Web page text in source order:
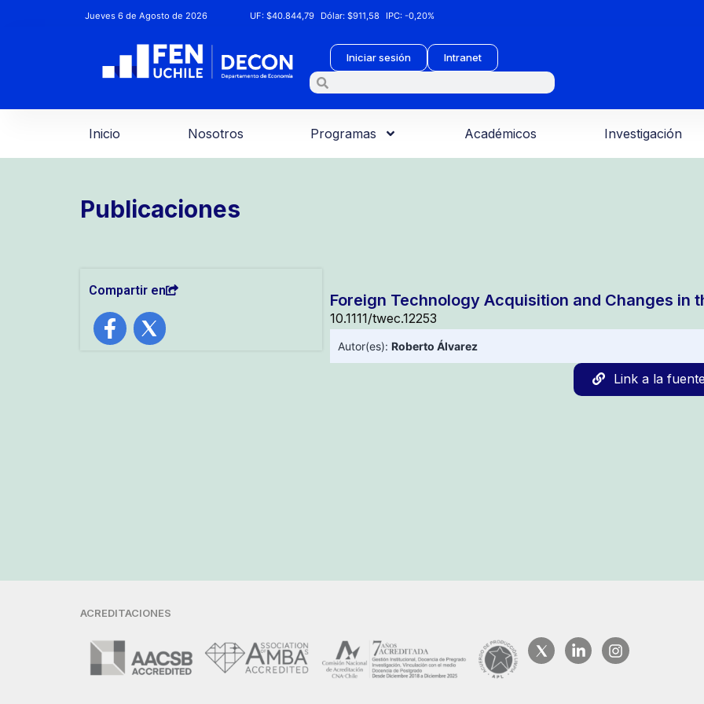
Jueves 6 de Agosto de 2026 UF:$40.844,79 Dólar:$911,58 IPC:-0,20%
Iniciar sesión Intranet
Inicio Nosotros Programas Académicos Investigación
Publicaciones
Compartir en
Foreign Technology Acquisition and Changes in
10.1111/twec.12253
Autor(es): Roberto Álvarez
Link a la
ACREDITACIONES